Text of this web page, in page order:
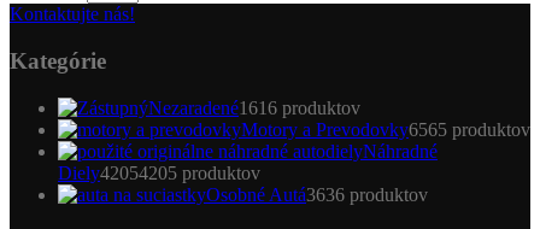
Kontaktujte nás!
Kategórie
Nezaradené1616 produktov
Motory a Prevodovky6565 produktov
Náhradné
Diely42054205 produktov
Osobné Autá3636 produktov